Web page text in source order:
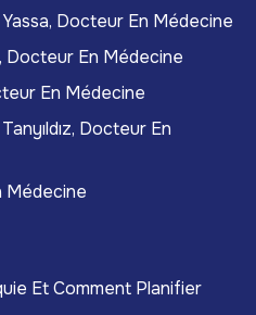
Docteur En Médecine
En Médecine
En Médecine
Docteur En
Médecine
Et Comment Planifier